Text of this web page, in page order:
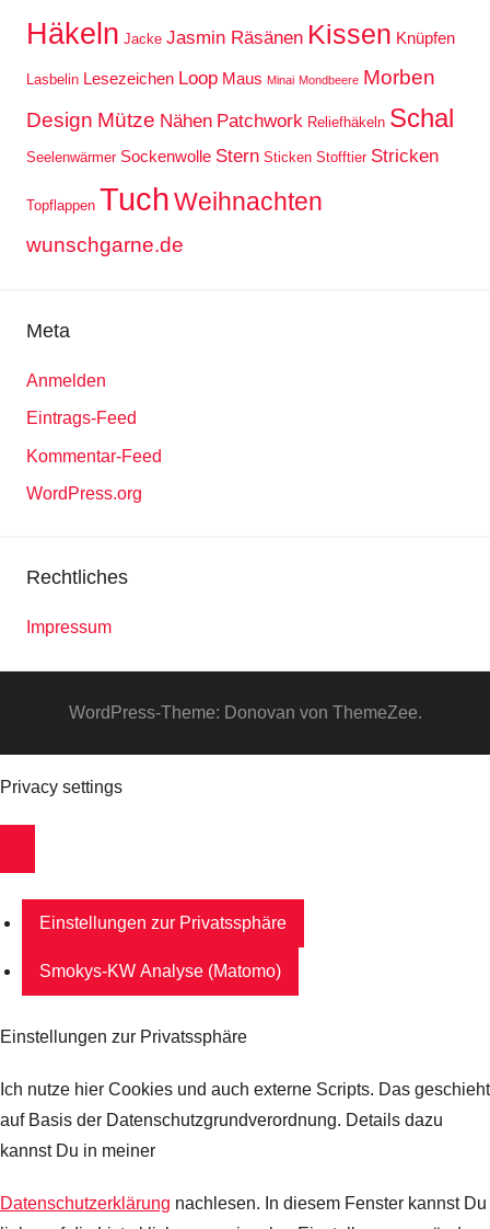
Häkeln Jacke Jasmin Räsänen Kissen Knüpfen
Lasbelin Lesezeichen Loop Maus Minai Mondbeere Morben
Design Mütze Nähen Patchwork Reliefhäkeln Schal
Seelenwärmer Sockenwolle Stern Sticken Stofftier Stricken
Topflappen TuchWeihnachten
wunschgarne.de
Meta
Anmelden
Eintrags-Feed
Kommentar-Feed
WordPress.org
Rechtliches
Impressum
WordPress-Theme: Donovan von ThemeZee.
Privacy settings
Einstellungen zur Privatssphäre
Smokys-KW Analyse (Matomo)
Einstellungen zur Privatssphäre
Ich nutze hier Cookies und auch externe Scripts. Das geschieht
auf Basis der Datenschutzgrundverordnung. Details dazu
kannst Du in meiner
Datenschutzerklärung nachlesen. In diesem Fenster kannst Du